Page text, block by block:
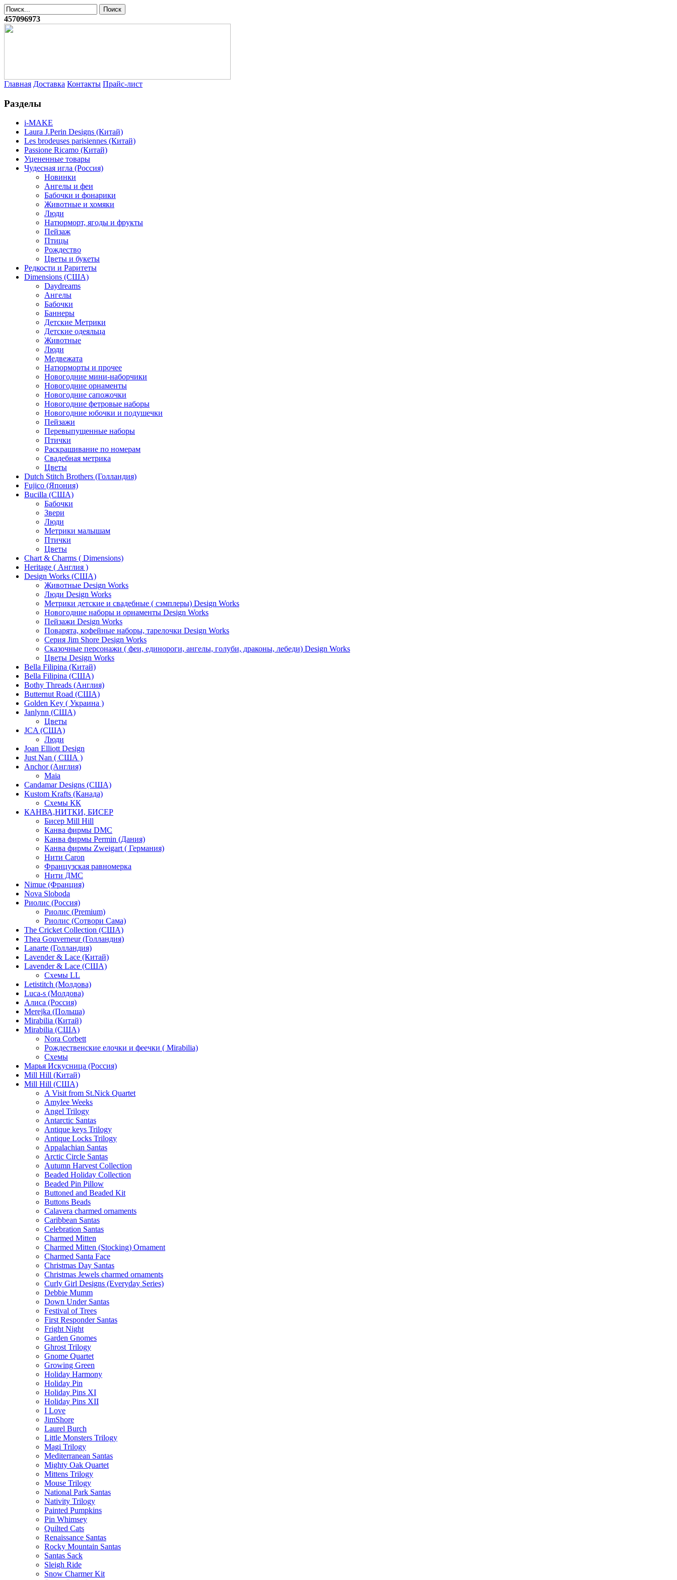
457096973
Главная Доставка Контакты Прайс-лист
Разделы
i-MAKE
Laura J.Perin Designs (Китай)
Les brodeuses parisiennes (Китай)
Passione Ricamo (Китай)
Уцененные товары
Чудесная игла (Россия)
Новинки
Ангелы и феи
Бабочки и фонарики
Животные и хомяки
Люди
Натюрморт, ягоды и фрукты
Пейзаж
Птицы
Рождество
Цветы и букеты
Редкости и Раритеты
Dimensions (США)
Daydreams
Ангелы
Бабочки
Баннеры
Детские Метрики
Детские одеяльца
Животные
Люди
Медвежата
Натюрморты и прочее
Новогодние мини-наборчики
Новогодние орнаменты
Новогодние сапожочки
Новогодние фетровые наборы
Новогодние юбочки и подушечки
Пейзажи
Перевыпущенные наборы
Птички
Раскрашивание по номерам
Свадебная метрика
Цветы
Dutch Stitch Brothers (Голландия)
Fujico (Япония)
Bucilla (США)
Бабочки
Звери
Люди
Метрики малышам
Птички
Цветы
Chart & Charms ( Dimensions)
Heritage ( Англия )
Design Works (США)
Животные Design Works
Люди Design Works
Метрики детские и свадебные ( сэмплеры) Design Works
Новогодние наборы и орнаменты Design Works
Пейзажи Design Works
Поварята, кофейные наборы, тарелочки Design Works
Серия Jim Shore Design Works
Сказочные персонажи ( феи, единороги, ангелы, голуби, драконы, лебеди) Design Works
Цветы Design Works
Bella Filipina (Китай)
Bella Filipina (США)
Bothy Threads (Англия)
Butternut Road (США)
Golden Key ( Украина )
Janlynn (США)
Цветы
JCA (США)
Люди
Joan Elliott Design
Just Nan ( США )
Anchor (Англия)
Maia
Candamar Designs (США)
Kustom Krafts (Канада)
Схемы КК
КАНВА,НИТКИ, БИСЕР
Бисер Mill Hill
Канва фирмы DMC
Канва фирмы Permin (Дания)
Канва фирмы Zweigart ( Германия)
Нити Caron
Французская равномерка
Нити ДМС
Nimue (Франция)
Nova Sloboda
Риолис (Россия)
Риолис (Premium)
Риолис (Сотвори Сама)
The Cricket Collection (США)
Thea Gouverneur (Голландия)
Lanarte (Голландия)
Lavender & Lace (Китай)
Lavender & Lace (США)
Схемы LL
Letistitch (Молдова)
Luca-s (Молдова)
Алиса (Россия)
Merejka (Польша)
Mirabilia (Китай)
Mirabilia (США)
Nora Corbett
Рождественские елочки и феечки ( Mirabilia)
Схемы
Марья Искусница (Россия)
Mill Hill (Китай)
Mill Hill (США)
A Visit from St.Nick Quartet
Amylee Weeks
Angel Trilogy
Antarctic Santas
Antique keys Trilogy
Antique Locks Trilogy
Appalachian Santas
Arctic Circle Santas
Autumn Harvest Collection
Beaded Holiday Collection
Beaded Pin Pillow
Buttoned and Beaded Kit
Buttons Beads
Calavera charmed ornaments
Caribbean Santas
Celebration Santas
Charmed Mitten
Charmed Mitten (Stocking) Ornament
Charmed Santa Face
Christmas Day Santas
Christmas Jewels charmed ornaments
Curly Girl Designs (Everyday Series)
Debbie Mumm
Down Under Santas
Festival of Trees
First Responder Santas
Fright Night
Garden Gnomes
Ghrost Trilogy
Gnome Quartet
Growing Green
Holiday Harmony
Holiday Pin
Holiday Pins XI
Holiday Pins XII
I Love
JimShore
Laurel Burch
Little Monsters Trilogy
Magi Trilogy
Mediterranean Santas
Mighty Oak Quartet
Mittens Trilogy
Mouse Trilogy
National Park Santas
Nativity Trilogy
Painted Pumpkins
Pin Whimsey
Quilted Cats
Renaissance Santas
Rocky Mountain Santas
Santas Sack
Sleigh Ride
Snow Charmer Kit